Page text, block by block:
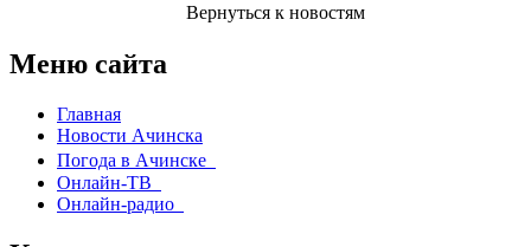
Вернуться к новостям
Меню сайта
Главная
Новости Ачинска
Погода в Ачинске
Онлайн-ТВ
Онлайн-радио